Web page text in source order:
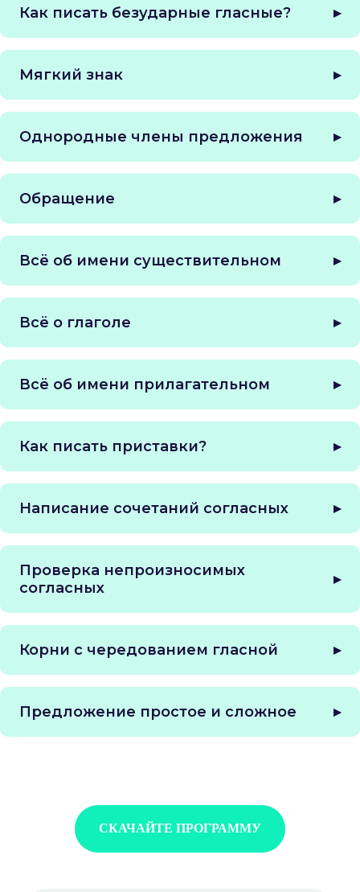
Как писать безударные гласные?
Мягкий знак
Однородные члены предложения
Обращение
Всё об имени существительном
Всё о глаголе
Всё об имени прилагательном
Как писать приставки?
Написание сочетаний согласных
Проверка непроизносимых
согласных
Корни с чередованием гласной
Предложение простое и сложное
СКАЧАЙТЕ ПРОГРАММУ
*бесплатный тест-
Рабочие тетрадик каждому занятию
Интерактивные
Доступ к материалам наполгода
ГРАМОТНОСТИ
Чередование гласных в корне
Сложное предложение